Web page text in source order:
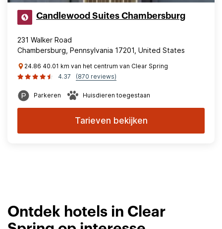
Candlewood Suites Chambersburg
231 Walker Road
Chambersburg, Pennsylvania 17201, United States
24.86 40.01 km van het centrum van Clear Spring
4.37
(870 reviews)
Parkeren Huisdieren toegestaan
Tarieven bekijken
Ontdek hotels in Clear